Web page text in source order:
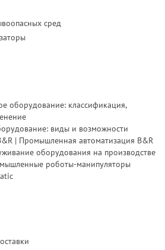
сред
оборудование: классификация,
виды и возможности
| Промышленная автоматизация B&R
оборудования на производстве
роботы-манипуляторы